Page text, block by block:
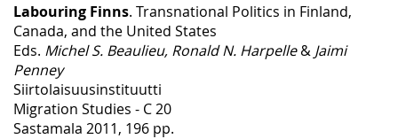
Labouring Finns. Transnational Politics in Finland,
Canada, and the United States
Eds. Michel S. Beaulieu, Ronald N. Harpelle& Jaimi
Penney
Siirtolaisuusinstituutti
Migration Studies - C 20
Sastamala 2011, 196 pp.